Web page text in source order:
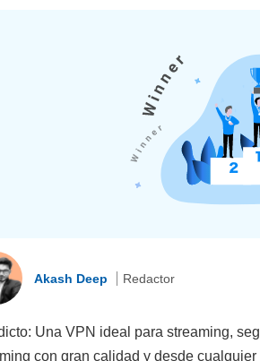
Akash Deep Redactor
Una VPN ideal para streaming,
con gran calidad y desde